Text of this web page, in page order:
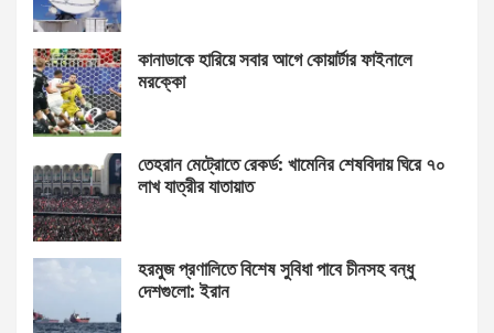
কানাডাকে হারিয়ে সবার আগে কোয়ার্টার ফাইনালে
মরক্কো
তেহরান মেট্রোতে রেকর্ড: খামেনির শেষবিদায় ঘিরে ৭০
লাখ যাত্রীর যাতায়াত
হরমুজ প্রণালিতে বিশেষ সুবিধা পাবে চীনসহ বন্ধু
দেশগুলো: ইরান